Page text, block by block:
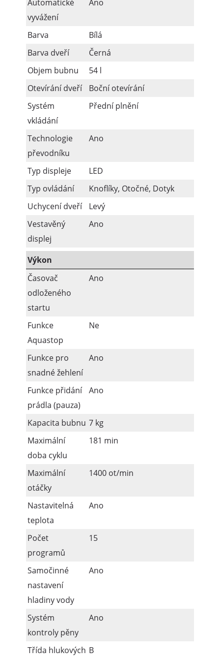
Automatické
vyvážení
Ano
Barva
Bílá
Barva dveří
Černá
Objem bubnu
54 l
Otevírání dveří
Boční otevírání
Systém
vkládání
Přední plnění
Technologie
převodníku
Ano
Typ displeje
LED
Typ ovládání
Knoflíky, Otočné, Dotyk
Uchycení dveří
Levý
Vestavěný
displej
Ano
Výkon
Časovač
odloženého
startu
Ano
Funkce
Aquastop
Ne
Funkce pro
snadné žehlení
Ano
Funkce přidání
prádla (pauza)
Ano
Kapacita bubnu 7 kg
Maximální
doba cyklu
181 min
Maximální
otáčky
1400 ot/min
Nastavitelná
teplota
Ano
Počet
programů
15
Samočinné
nastavení
hladiny vody
Ano
Systém
kontroly pěny
Ano
Třída hlukových B